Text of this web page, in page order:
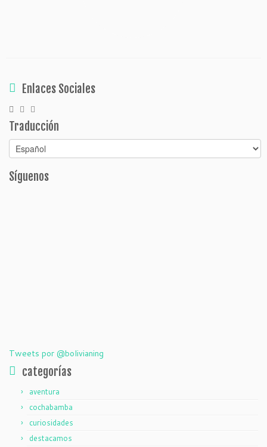
Enlaces Sociales
Traducción
Síguenos
Tweets por @bolivianing
categorías
aventura
cochabamba
curiosidades
destacamos